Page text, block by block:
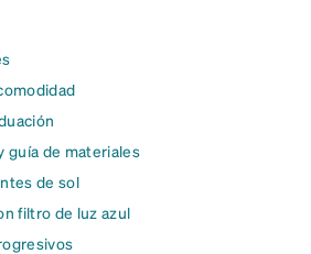
guía de materiales
de sol
filtro de luz azul